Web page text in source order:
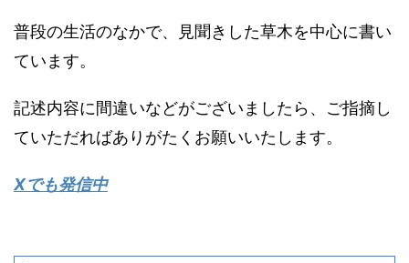
普段の生活のなかで、見聞きした草木を中心に書い
ています。
記述内容に間違いなどがございましたら、ご指摘し
ていただればありがたくお願いいたします。
Xでも発信中